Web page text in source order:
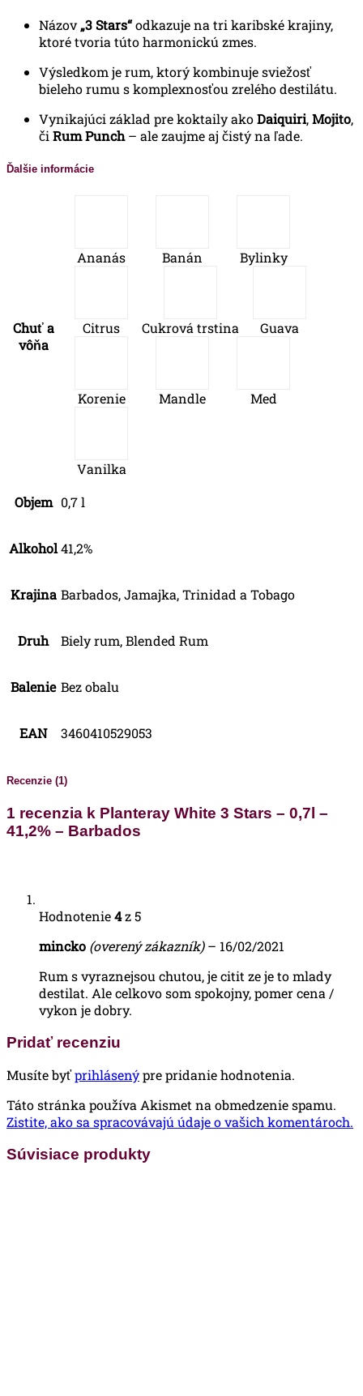
Názov„3 Stars“odkazuje na tri karibské krajiny,
ktoré tvoria túto harmonickú zmes.
Výsledkom je rum, ktorý kombinuje sviežosť
bieleho rumu s komplexnosťou zrelého destilátu.
Vynikajúci základ pre koktaily akoDaiquiri,Mojito,
čiRum Punch– ale zaujme aj čistý na ľade.
Ďalšie informácie
Chuť a
vôňa
Ananás Banán Bylinky
Citrus Cukrová trstina Guava
Korenie Mandle Med
Vanilka
Objem 0,7 l
Alkohol41,2%
Krajina Barbados, Jamajka, Trinidad a Tobago
Druh Biely rum, Blended Rum
Balenie Bez obalu
EAN 3460410529053
Recenzie (1)
1 recenzia k Planteray White 3 Stars – 0,7l –
41,2% – Barbados
Hodnotenie4z 5
mincko (overený zákazník) – 16/02/2021
Rum s vyraznejsou chutou, je citit ze je to mlady
destilat. Ale celkovo som spokojny, pomer cena /
vykon je dobry.
Pridať recenziu
Musíte byťprihlásenýpre pridanie hodnotenia.
Táto stránka používa Akismet na obmedzenie spamu.
Zistite, ako sa spracovávajú údaje o vašich komentároch.
Súvisiace produkty